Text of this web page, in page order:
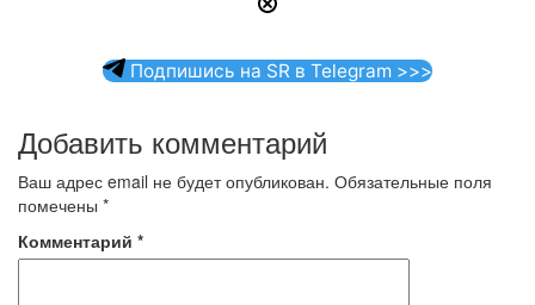
Подпишись на SR в Telegram >>>
Добавить комментарий
Ваш адрес email не будет опубликован. Обязательные поля
помечены *
Комментарий *